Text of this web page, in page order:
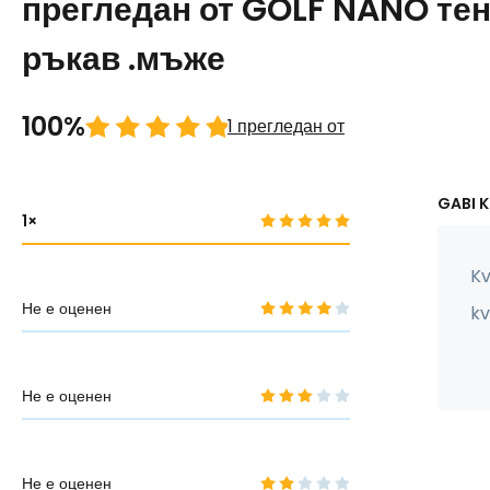
прегледан от GOLF NANO
ръкав .мъже
100% 1 прегледан от
1
Не е оценен
Не е оценен
Не е оценен
GABI